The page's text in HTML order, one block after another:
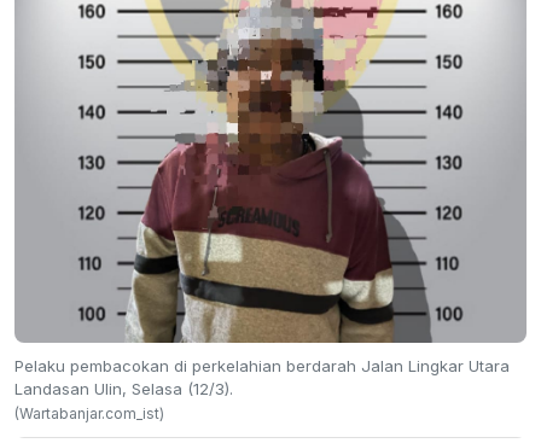
Pelaku pembacokan di perkelahian berdarah Jalan Lingkar Utara
Landasan Ulin, Selasa (12/3).
(Wartabanjar.com_ist)